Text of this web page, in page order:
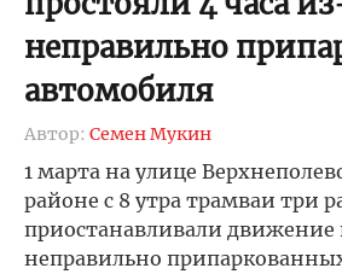
неправильно
автомобиля
Автор: Семен Мукин
1 марта на улице
районе с 8 утра трамваи три
приостанавливали движение
неправильно